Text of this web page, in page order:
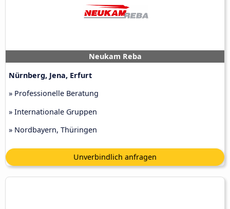
Neukam Reba
Nürnberg, Jena, Erfurt
» Professionelle Beratung
» Internationale Gruppen
» Nordbayern, Thüringen
Unverbindlich anfragen